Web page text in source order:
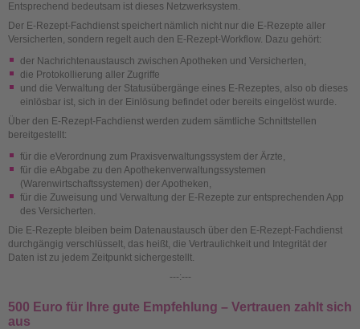
Entsprechend bedeutsam ist dieses Netzwerksystem.
Der E-Rezept-Fachdienst speichert nämlich nicht nur die E-Rezepte aller
Versicherten, sondern regelt auch den E-Rezept-Workflow. Dazu gehört:
der Nachrichtenaustausch zwischen Apotheken und Versicherten,
die Protokollierung aller Zugriffe
und die Verwaltung der Statusübergänge eines E-Rezeptes, also ob dieses
einlösbar ist, sich in der Einlösung befindet oder bereits eingelöst wurde.
Über den E-Rezept-Fachdienst werden zudem sämtliche Schnittstellen
bereitgestellt:
für die eVerordnung zum Praxisverwaltungssystem der Ärzte,
für die eAbgabe zu den Apothekenverwaltungssystemen
(Warenwirtschaftssystemen) der Apotheken,
für die Zuweisung und Verwaltung der E-Rezepte zur entsprechenden App
des Versicherten.
Die E-Rezepte bleiben beim Datenaustausch über den E-Rezept-Fachdienst
durchgängig verschlüsselt, das heißt, die Vertraulichkeit und Integrität der
Daten ist zu jedem Zeitpunkt sichergestellt.
---:---
500 Euro für Ihre gute Empfehlung – Vertrauen zahlt sich
aus